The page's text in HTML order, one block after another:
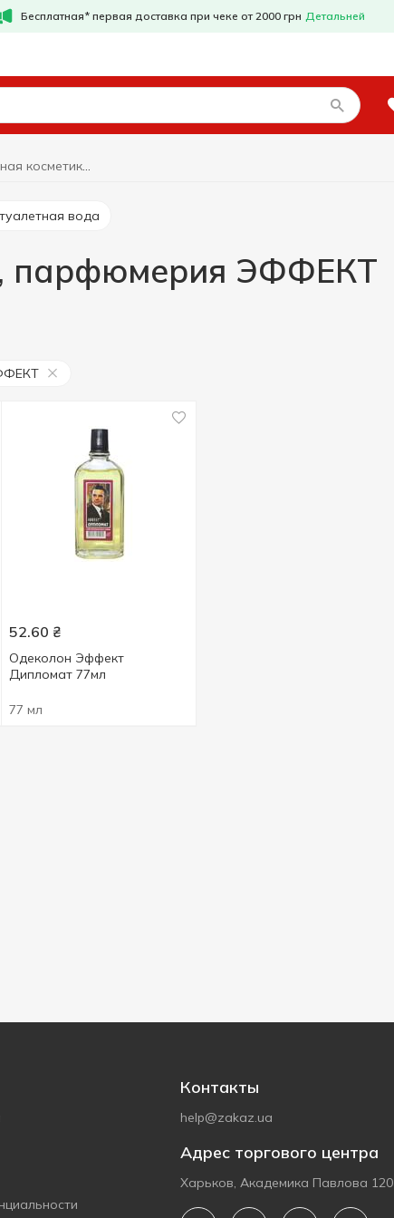
Бесплатная* первая доставка при чеке от 2000 грн Детальней
Декоративная косметика, парфюмерия ЭФФЕКТ
туалетная вода
парфюмерия ЭФФЕКТ
52.60 ₴
Одеколон Эффект
Дипломат 77мл
77 мл
Контакты
help@zakaz.ua
Адрес торгового центра
Харьков, Академика Павлова 120